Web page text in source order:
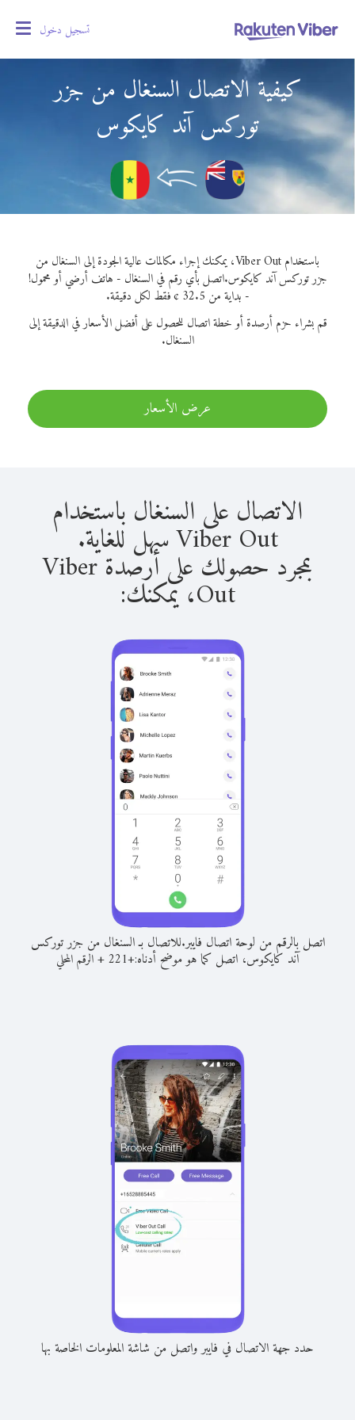
تسجيل دخول
كيفية الاتصال السنغال من جزر
توركس آند كايكوس
باستخدام Viber Out، يمكنك إجراء مكالمات عالية الجودة إلى السنغال من
جزر توركس آند كايكوس.اتصل بأي رقم في السنغال - هاتف أرضي أو محمول!
- بداية من 32.5 ¢ فقط لكل دقيقة.
قم بشراء حزم أرصدة أو خطة اتصال للحصول على أفضل الأسعار في الدقيقة إلى
السنغال.
عرض الأسعار
الاتصال على السنغال باستخدام
Viber Out سهل للغاية.
بمجرد حصولك على أرصدة Viber
Out، يمكنك:
اتصل بالرقم من لوحة اتصال فايبر.للاتصال بـ السنغال من جزر توركس
آند كايكوس، اتصل كما هو موضح أدناه:+
221
+الرقم المحلي
حدد جهة الاتصال في فايبر واتصل من شاشة المعلومات الخاصة بها